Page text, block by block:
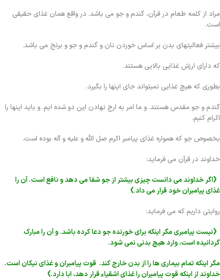
مراد از کلمه طعام در قرآن، گندم و جو می باشد. در واقع همان غذای حقیقی
است.
بیشتر فعالیتهای بدن بر اساس خوردن نان و گندم و جو و برنج می باشد.
که دارای ارزش غذایی بالایی هستند.
بطوری که هیچ غذایی نمیتواند جای اینها را بگیرد.
گندم و جو مقدس هستند. و ما امر به ارج نهادن این دو شده ایم. و باید اینها را
اکرام کنیم.
بخصوص جو که همواره غذای پیامبر اکرم صل الله و علیه و آله بوده است.
خداوند در قرآن می فرماید:
《اگر خداوند می دانست چیزی بیشتر از جو شفا می دهد و نافع است. آن را
غذای پیامبران خود قرار می داد.》
روایتی داریم که می فرماید:
《نیست پیامبری مگر اینکه برای خورنده جو دعا کرده باشد. و آن را مبارک
گردانیده است، وارد هیچ بدنی نمی شود.
مگر اینکه تمام بیماری ها را از بدن خارج کند. قوت پیامبران و غذای نیکان است.
خداوند از اینکه قوت پیامبران را غذای اشقیاء قرار دهد، ابا دارد.》